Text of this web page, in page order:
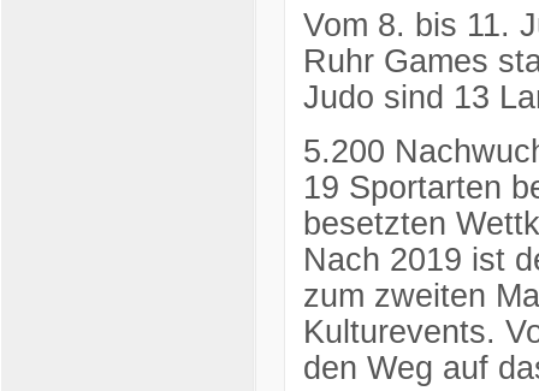
Vom 8. bis 11.
Ruhr Games
Judo sind 13
5.200
19 Sportarten
besetzten
Nach 2019 ist
zum zweiten
Kulturevents.
den Weg auf